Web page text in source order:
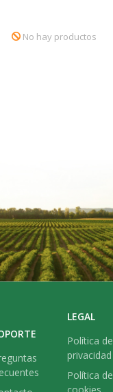
No hay productos
LEGAL
Política de
privacidad
Política de